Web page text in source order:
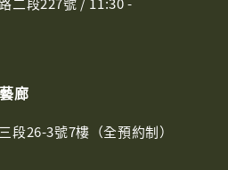
廊
段26-3號7樓（全預約制）